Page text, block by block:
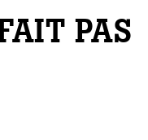
PAS